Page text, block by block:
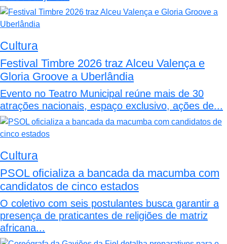
Cultura
Festival Timbre 2026 traz Alceu Valença e
Gloria Groove a Uberlândia
Evento no Teatro Municipal reúne mais de 30
atrações nacionais, espaço exclusivo, ações de...
Cultura
PSOL oficializa a bancada da macumba com
candidatos de cinco estados
O coletivo com seis postulantes busca garantir a
presença de praticantes de religiões de matriz
africana...